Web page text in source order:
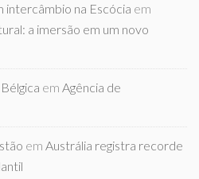
intercâmbio na Escócia em
a imersão em um novo
em Agência de
em Austrália registra recorde